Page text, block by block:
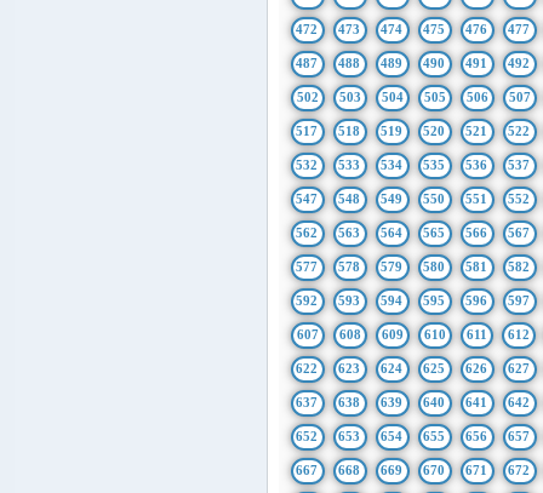
472 473 474 475 476 477
487 488 489 490 491 492
502 503 504 505 506 507
517 518 519 520 521 522
532 533 534 535 536 537
547 548 549 550 551 552
562 563 564 565 566 567
577 578 579 580 581 582
592 593 594 595 596 597
607 608 609 610 611 612
622 623 624 625 626 627
637 638 639 640 641 642
652 653 654 655 656 657
667 668 669 670 671 672